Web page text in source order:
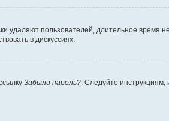
удаляют пользователей, длительное время не
в дискуссиях.
Забыли пароль?. Следуйте инструкциям,